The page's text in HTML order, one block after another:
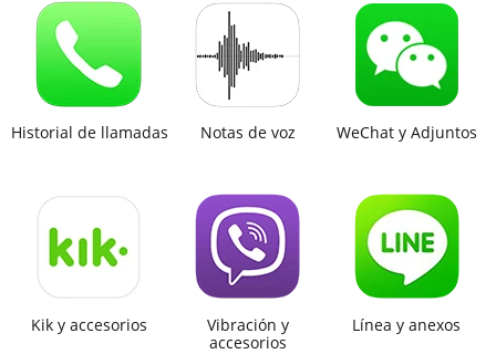
Historial de llamadas Notas de voz WeChat y Adjuntos
Kik y accesorios
Vibración y
accesorios
Línea y anexos